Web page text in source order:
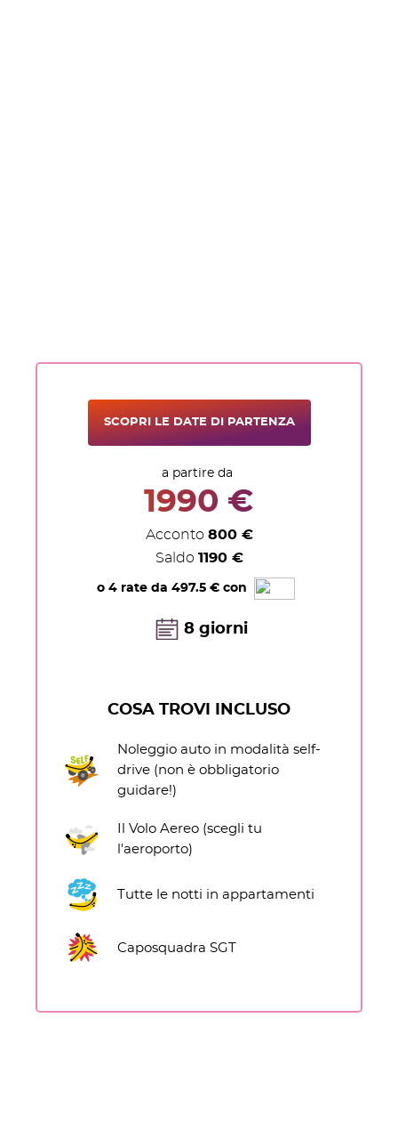
SCOPRI LE DATE DI PARTENZA
a partire da
1990 €
Acconto 800 €
Saldo 1190 €
o4 rate da 497.5 €con
8 giorni
COSA TROVI INCLUSO
Noleggio auto in modalità self-
drive (non è obbligatorio
guidare!)
Il Volo Aereo (scegli tu
l'aeroporto)
Tutte le notti in appartamenti
Caposquadra SGT